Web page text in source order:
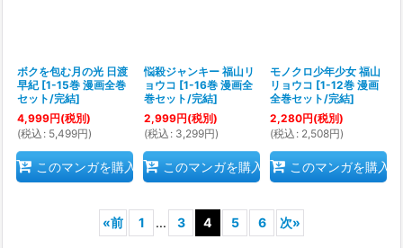
ボクを包む月の光 日渡
早紀 [1-15巻 漫画全巻
セット/完結]
4,999円(税別)
(税込 : 5,499円)
このマンガを購入
悩殺ジャンキー 福山リ
ョウコ [1-16巻 漫画全
巻セット/完結]
2,999円(税別)
(税込 : 3,299円)
このマンガを購入
モノクロ少年少女 福山
リョウコ [1-12巻 漫画
全巻セット/完結]
2,280円(税別)
(税込 : 2,508円)
このマンガを購入
«前 1 ... 3 4 5 6 次»